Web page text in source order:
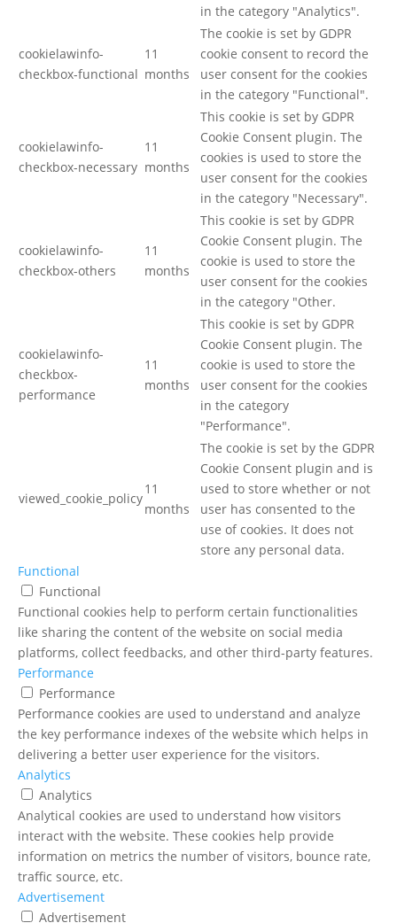
in the category "Analytics".
cookielawinfo-
checkbox-functional
11
months
The cookie is set by GDPR
cookie consent to record the
user consent for the cookies
in the category "Functional".
cookielawinfo-
checkbox-necessary
11
months
This cookie is set by GDPR
Cookie Consent plugin. The
cookies is used to store the
user consent for the cookies
in the category "Necessary".
cookielawinfo-
checkbox-others
11
months
This cookie is set by GDPR
Cookie Consent plugin. The
cookie is used to store the
user consent for the cookies
in the category "Other.
cookielawinfo-
checkbox-
performance
11
months
This cookie is set by GDPR
Cookie Consent plugin. The
cookie is used to store the
user consent for the cookies
in the category
"Performance".
viewed_cookie_policy
11
months
The cookie is set by the GDPR
Cookie Consent plugin and is
used to store whether or not
user has consented to the
use of cookies. It does not
store any personal data.
Functional
Functional
Functional cookies help to perform certain functionalities
like sharing the content of the website on social media
platforms, collect feedbacks, and other third-party features.
Performance
Performance
Performance cookies are used to understand and analyze
the key performance indexes of the website which helps in
delivering a better user experience for the visitors.
Analytics
Analytics
Analytical cookies are used to understand how visitors
interact with the website. These cookies help provide
information on metrics the number of visitors, bounce rate,
traffic source, etc.
Advertisement
Advertisement